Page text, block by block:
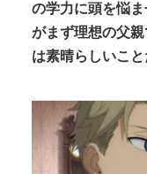
の学力に頭を悩
がまず理想の父
は素晴らしいこと